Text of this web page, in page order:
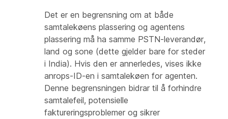
Det er en begrensning om at både
samtalekøens plassering og agentens
plassering må ha samme PSTN-leverandør,
land og sone (dette gjelder bare for steder
i India). Hvis den er annerledes, vises ikke
anrops-ID-en i samtalekøen for agenten.
Denne begrensningen bidrar til å forhindre
samtalefeil, potensielle
faktureringsproblemer og sikrer